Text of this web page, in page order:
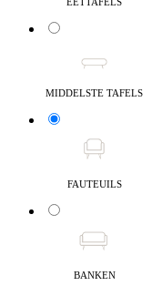
MIDDELSTE TAFELS
FAUTEUILS
BANKEN